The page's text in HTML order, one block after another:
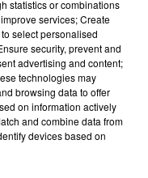
famille au cœur
: inscrivez-
statistics or combinations
services; Create
select personalised
security, prevent and
advertising and content;
technologies may
browsing data to offer
on information actively
and combine data from
devices based on